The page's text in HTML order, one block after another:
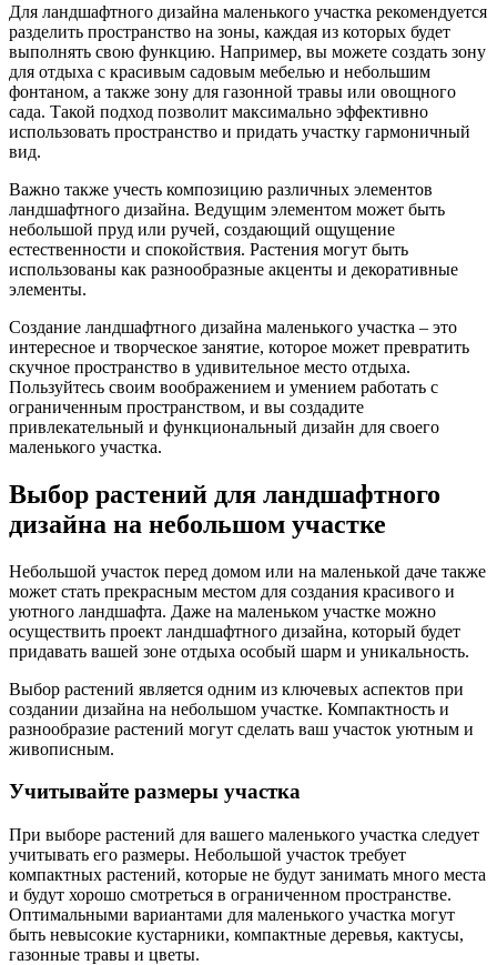
Для ландшафтного дизайна маленького участка рекомендуется
разделить пространство на зоны, каждая из которых будет
выполнять свою функцию. Например, вы можете создать зону
для отдыха с красивым садовым мебелью и небольшим
фонтаном, а также зону для газонной травы или овощного
сада. Такой подход позволит максимально эффективно
использовать пространство и придать участку гармоничный
вид.
Важно также учесть композицию различных элементов
ландшафтного дизайна. Ведущим элементом может быть
небольшой пруд или ручей, создающий ощущение
естественности и спокойствия. Растения могут быть
использованы как разнообразные акценты и декоративные
элементы.
Создание ландшафтного дизайна маленького участка – это
интересное и творческое занятие, которое может превратить
скучное пространство в удивительное место отдыха.
Пользуйтесь своим воображением и умением работать с
ограниченным пространством, и вы создадите
привлекательный и функциональный дизайн для своего
маленького участка.
Выбор растений для ландшафтного
дизайна на небольшом участке
Небольшой участок перед домом или на маленькой даче также
может стать прекрасным местом для создания красивого и
уютного ландшафта. Даже на маленьком участке можно
осуществить проект ландшафтного дизайна, который будет
придавать вашей зоне отдыха особый шарм и уникальность.
Выбор растений является одним из ключевых аспектов при
создании дизайна на небольшом участке. Компактность и
разнообразие растений могут сделать ваш участок уютным и
живописным.
Учитывайте размеры участка
При выборе растений для вашего маленького участка следует
учитывать его размеры. Небольшой участок требует
компактных растений, которые не будут занимать много места
и будут хорошо смотреться в ограниченном пространстве.
Оптимальными вариантами для маленького участка могут
быть невысокие кустарники, компактные деревья, кактусы,
газонные травы и цветы.